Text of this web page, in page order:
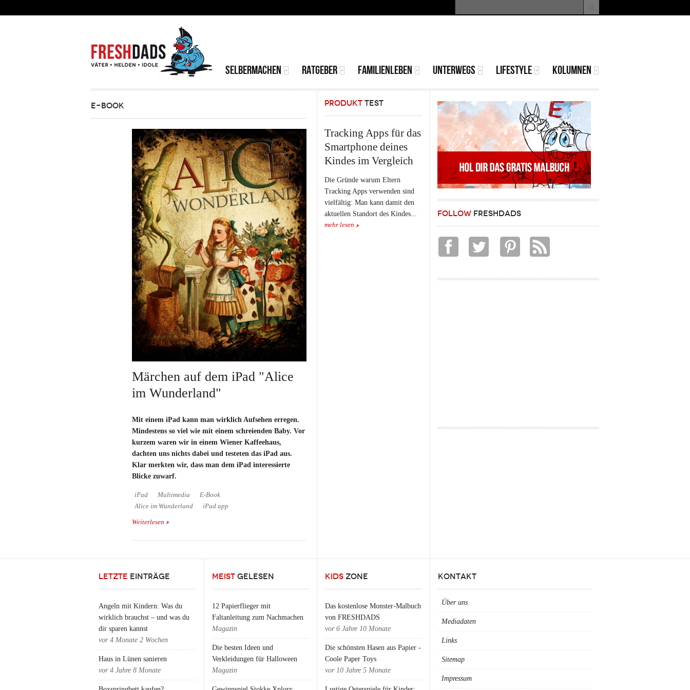
Suchformular
MAINMENU
SELBERMACHEN RATGEBER FAMILIENLEBEN UNTERWEGS LIFESTYLE KOLUMNEN
E-BOOK
Märchen auf dem iPad "Alice
im Wunderland"
Mit einem iPad kann man wirklich Aufsehen erregen.
Mindestens so viel wie mit einem schreienden Baby. Vor
kurzem waren wir in einem Wiener Kaffeehaus,
dachten uns nichts dabei und testeten das iPad aus.
Klar merkten wir, dass man dem iPad interessierte
Blicke zuwarf.
iPad Multimedia
E-Book
Alice im Wunderland
iPad app
Weiterlesen über Märchen auf dem iPad "Alice im
PRODUKT TEST
Tracking Apps für das
Smartphone deines
Kindes im Vergleich
Die Gründe warum Eltern
Tracking Apps verwenden sind
vielfältig: Man kann damit den
aktuellen Standort des Kindes...
mehr lesen
FOLLOW FRESHDADS
LETZTE EINTRÄGE
Angeln mit Kindern: Was du
wirklich brauchst – und was du
dir sparen kannst
vor 4 Monate 2 Wochen
Haus in Lünen sanieren
vor 4 Jahre 8 Monate
MEIST GELESEN
12 Papierflieger mit
Faltanleitung zum Nachmachen
Magazin
Die besten Ideen und
Verkleidungen für Halloween
Magazin
KIDS ZONE
Das kostenlose Monster-Malbuch
von FRESHDADS
vor 6 Jahre 10 Monate
Die schönsten Hasen aus Papier -
Coole Paper Toys
vor 10 Jahre 5 Monate
KONTAKT
Über uns
Mediadaten
Links
Sitemap
Impressum